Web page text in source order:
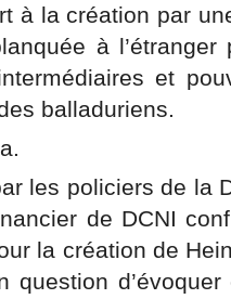
à la création par
à
et
balladuriens.
les policiers de la
de DCNI
la création de
question